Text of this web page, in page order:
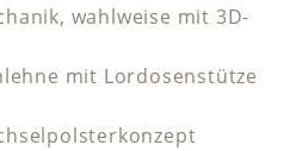
wahlweise mit 3D-
mit Lordosenstütze